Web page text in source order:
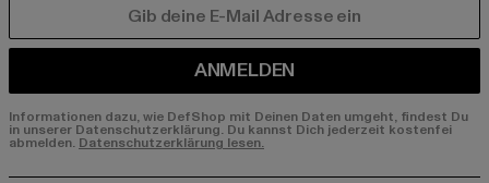
ANMELDEN
Informationen dazu, wie DefShop mit Deinen Daten umgeht, findest Du
in unserer Datenschutzerklärung. Du kannst Dich jederzeit kostenfei
abmelden. Datenschutzerklärung lesen.